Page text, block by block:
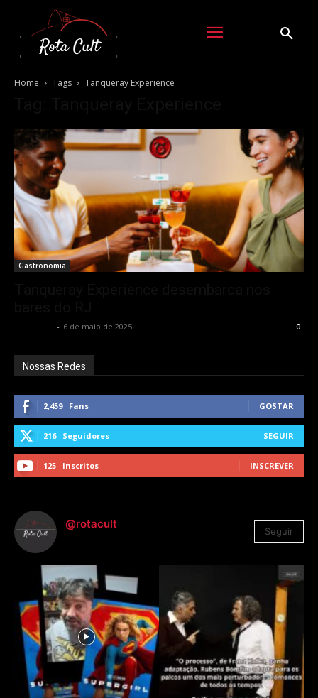
Home Tags Tanqueray Experience
Gastronomia
- 6 de maio de 2025 0
Nossas Redes
2,459 Fans GOSTAR
216 Seguidores SEGUIR
125 Inscritos INSCREVER
@rotacult
Seguir